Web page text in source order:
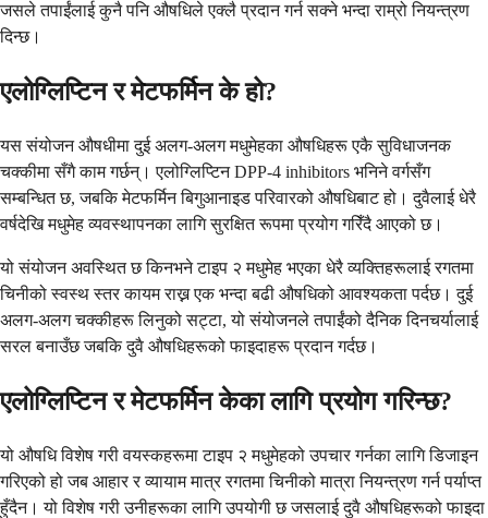
जसले तपाईंलाई कुनै पनि औषधिले एक्लै प्रदान गर्न सक्ने भन्दा राम्रो नियन्त्रण
दिन्छ।
एलोग्लिप्टिन र मेटफर्मिन के हो?
यस संयोजन औषधीमा दुई अलग-अलग मधुमेहका औषधिहरू एकै सुविधाजनक
चक्कीमा सँगै काम गर्छन्। एलोग्लिप्टिन DPP-4 inhibitors भनिने वर्गसँग
सम्बन्धित छ, जबकि मेटफर्मिन बिगुआनाइड परिवारको औषधिबाट हो। दुवैलाई धेरै
वर्षदेखि मधुमेह व्यवस्थापनका लागि सुरक्षित रूपमा प्रयोग गरिँदै आएको छ।
यो संयोजन अवस्थित छ किनभने टाइप २ मधुमेह भएका धेरै व्यक्तिहरूलाई रगतमा
चिनीको स्वस्थ स्तर कायम राख्न एक भन्दा बढी औषधिको आवश्यकता पर्दछ। दुई
अलग-अलग चक्कीहरू लिनुको सट्टा, यो संयोजनले तपाईंको दैनिक दिनचर्यालाई
सरल बनाउँछ जबकि दुवै औषधिहरूको फाइदाहरू प्रदान गर्दछ।
एलोग्लिप्टिन र मेटफर्मिन केका लागि प्रयोग गरिन्छ?
यो औषधि विशेष गरी वयस्कहरूमा टाइप २ मधुमेहको उपचार गर्नका लागि डिजाइन
गरिएको हो जब आहार र व्यायाम मात्र रगतमा चिनीको मात्रा नियन्त्रण गर्न पर्याप्त
हुँदैन। यो विशेष गरी उनीहरूका लागि उपयोगी छ जसलाई दुवै औषधिहरूको फाइदा